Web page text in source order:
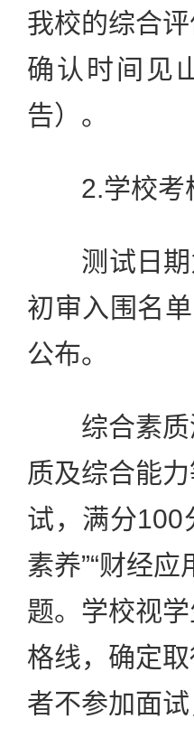
我校的综合
确认时间见
告）。
2.学校考
测试日期
初审入围名
公布。
综合素质
质及综合能
试，满分100
素养”“财经
题。学校视
格线，确定
者不参加面